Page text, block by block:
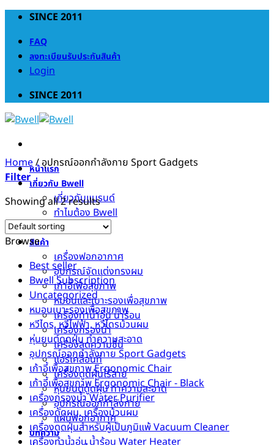
Skip
content
SINCE 2011
FAQ
ลงทะเบียนรับประกันสินค้า
Login
SINCE 2011
หน้าแรก
เกี่ยวกับ Bwell
เกี่ยวกับแบรนด์
ทำไมต้อง Bwell
ลูกค้าของเรา
สินค้า
เครื่องฟอกอากาศ
อุปกรณ์จัดแต่งทรงผม
เก้าอี้เพื่อสุขภาพ
หมอนและเบาะรองเพื่อสุขภาพ
เครื่องทำน้ำอุ่น น้ำร้อน
เครื่องกรองน้ำ
เครื่องลดความชื้น
แอร์เคลื่อนที่
เครื่องดูดฝุ่นไร้สาย
หุ่นยนต์ดูดฝุ่น ทำความสะอาด
อุปกรณ์ออกกำลังกาย
แผ่นฟอกอากาศ
บทความ
Home/อุปกรณ์ออกกำลังกาย Sport Gadgets
Filter
Showing all 2 results
Browse
Best seller
Bwell Subscription
Uncategorized
หมอนเบาะรองเพื่อสุขภาพ
หวีไดร, หวีไฟฟ้า, หวีไดรม้วนผม
หุ่นยนต์ดูดฝุ่น ทำความสะอาด
อุปกรณ์ออกกำลังกาย Sport Gadgets
เก้าอี้เพื่อสุขภาพ Ergonomic Chair
เก้าอี้เพื่อสุขภาพ Ergonomic Chair - Black
เครื่องกรองน้ำ Water Purifier
เครื่องดัดผม, เครื่องม้วนผม
เครื่องดูดฝุ่นสำหรับผู้เป็นภูมิแพ้ Vacuum Cleaner
เครื่องทำน้ำอุ่น น้ำร้อน Water Heater